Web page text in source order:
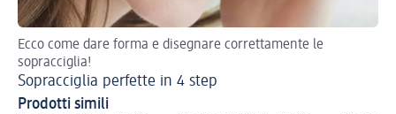
Ecco come dare forma e disegnare correttamente le
sopracciglia!
Sopracciglia perfette in 4 step
Prodotti simili